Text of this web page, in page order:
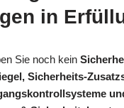
in
Sie noch kein
Sicherheits-